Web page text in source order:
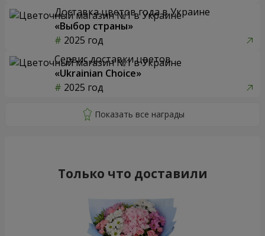
Доставка цветов года в Украине
«Выбор страны»
2025 год
Сервис доставки цветов
«Ukrainian Choice»
2025 год
Только что доставили